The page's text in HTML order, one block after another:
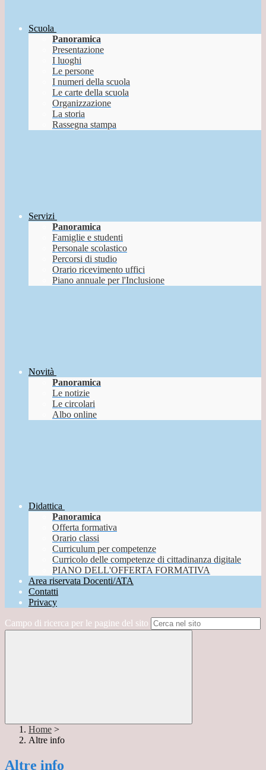
Scuola
Panoramica
Presentazione
I luoghi
Le persone
I numeri della scuola
Le carte della scuola
Organizzazione
La storia
Rassegna stampa
Servizi
Panoramica
Famiglie e studenti
Personale scolastico
Percorsi di studio
Orario ricevimento uffici
Piano annuale per l'Inclusione
Novità
Panoramica
Le notizie
Le circolari
Albo online
Didattica
Panoramica
Offerta formativa
Orario classi
Curriculum per competenze
Curricolo delle competenze di cittadinanza digitale
PIANO DELL'OFFERTA FORMATIVA
Area riservata Docenti/ATA
Contatti
Privacy
Campo di ricerca per le pagine del sito
Home >
Altre info
Altre info